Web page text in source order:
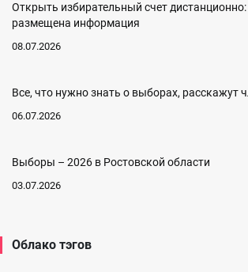
Открыть избирательный счет
размещена информация
08.07.2026
Все, что нужно знать о выборах, расскажут
06.07.2026
Выборы – 2026 в Ростовской области
03.07.2026
Облако тэгов